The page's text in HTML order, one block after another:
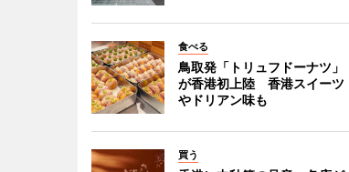
食べる
鳥取発「トリュフドーナツ」
が香港初上陸 香港スイーツ
やドリアン味も
買う